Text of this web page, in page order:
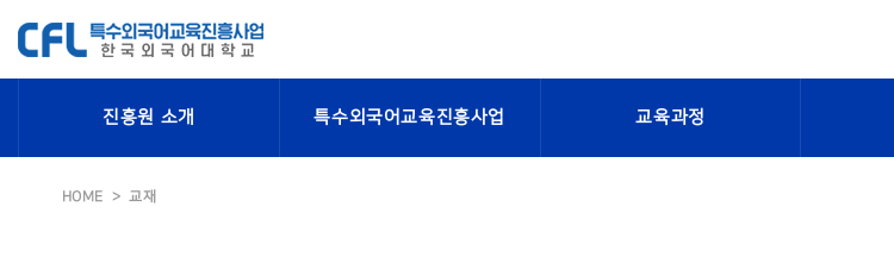
진흥원 소개 특수외국어교육진흥사업 교육과정
HOME 교재